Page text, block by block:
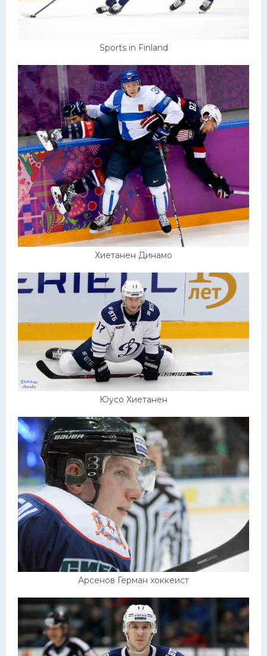
Sports in Finland
Хиетанен Динамо
Юусо Хиетанен
Арсенов Герман хоккеист